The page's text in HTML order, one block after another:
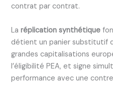
contrat par contrat.
Laréplication synthétique
détient un panier substitutif
grandes capitalisations
l’éligibilité PEA, et signe
performance avec une